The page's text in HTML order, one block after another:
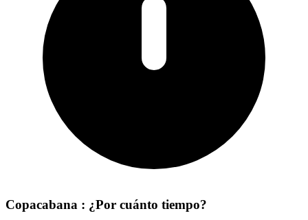
Copacabana : ¿Por cuánto tiempo?